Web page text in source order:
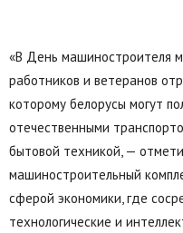
«В День машиностроителя
работников и ветеранов
которому белорусы могут
отечественными
бытовой техникой, —
машиностроительный
сферой экономики, где
технологические и